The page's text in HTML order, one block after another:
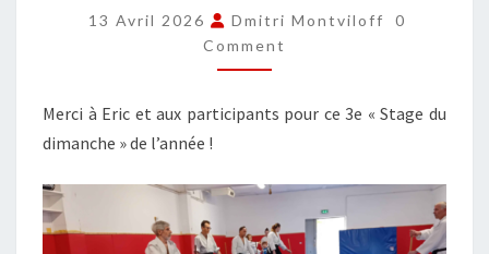
AVEC
ERIC
13 Avril 2026 Dmitri Montviloff
0
Comment
Merci à Eric et aux participants pour ce 3e « Stage du
dimanche » de l’année !